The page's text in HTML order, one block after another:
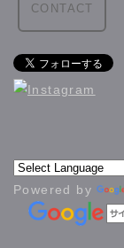
CONTACT
Powered by